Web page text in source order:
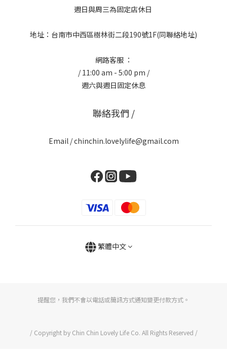
週日與周三為固定店休日
地址：台南市中西區樹林街二段190號1F(同聯絡地址)
網路客服 ：
/ 11:00 am - 5:00 pm /
週六與週日固定休息
聯絡我們 /
Email / chinchin.lovelylife@gmail.com
繁體中文
提醒您，我們不會以電話或簡訊方式通知變更付款方式。
/ Copyright by Chin Chin Lovely Life Co. All Rights Reserved /